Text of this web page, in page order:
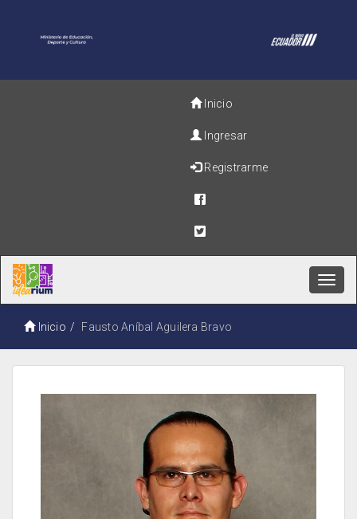
Inicio
Ingresar
Registrarme
Inicio Fausto Aníbal Aguilera Bravo